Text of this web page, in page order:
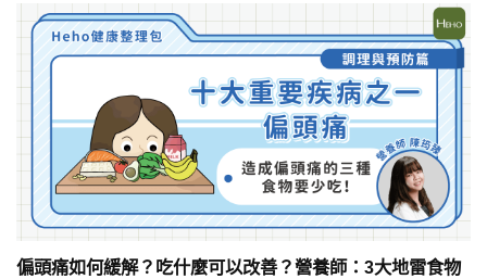
偏頭痛如何緩解？吃什麼可以改善？營養師：3大地雷食物